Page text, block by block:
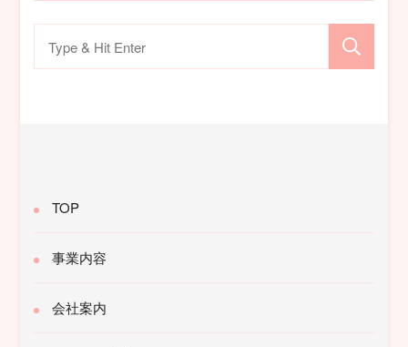
TOP
事業内容
会社案内